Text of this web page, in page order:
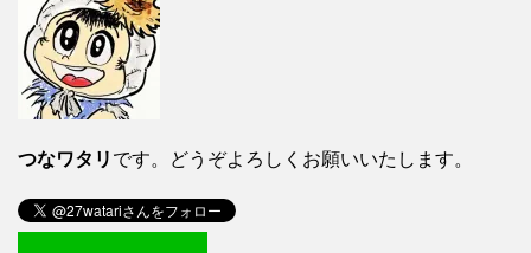
つなワタリ です。どうぞよろしくお願いいたします。